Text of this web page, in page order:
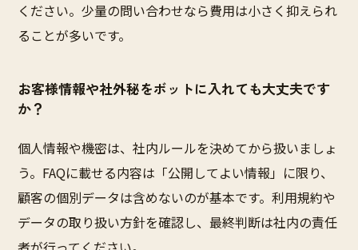
ください。少量の問い合わせなら費用は小さく抑えられ
ることが多いです。
お客様情報や社外秘をボットに入れても大丈夫です
か？
個人情報や機密は、社内ルールを決めてから扱いましょ
う。FAQに載せる内容は「公開してよい情報」に限り、
顧客の個別データは含めないのが基本です。利用規約や
データの取り扱い方針を確認し、最終判断は社内の責任